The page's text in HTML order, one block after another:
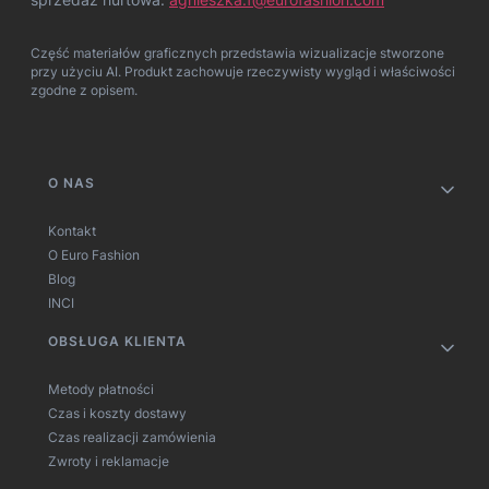
Część materiałów graficznych przedstawia wizualizacje stworzone
przy użyciu AI. Produkt zachowuje rzeczywisty wygląd i właściwości
zgodne z opisem.
Linki w stopce
O NAS
Kontakt
O Euro Fashion
Blog
INCI
OBSŁUGA KLIENTA
Metody płatności
Czas i koszty dostawy
Czas realizacji zamówienia
Zwroty i reklamacje